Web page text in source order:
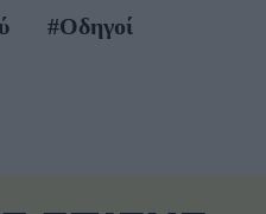
#Οδηγοί